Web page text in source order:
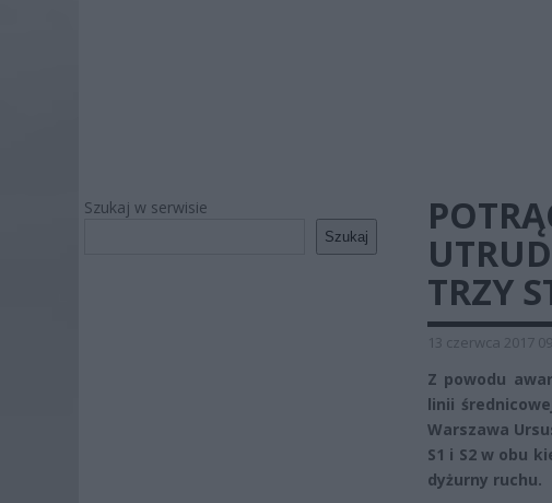
Szukaj w serwisie
Szukaj
TRZY
13 czerwca 2017
Z powodu
linii
Warszawa
S1 i S2 w obu
dyżurny ruchu.